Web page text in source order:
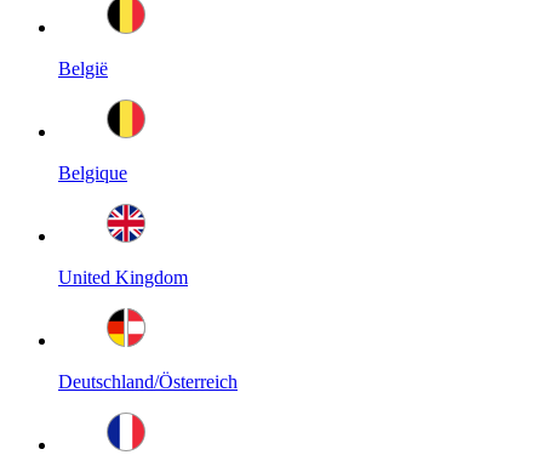
België
Belgique
United Kingdom
Deutschland/Österreich